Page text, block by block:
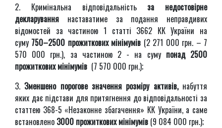
2. Кримінальна відповідальність за недостовірне
декларування наставатиме за подання неправдивих
відомостей за частиною 1 статті 3662 КК України на
суму 750–2500 прожиткових мінімумів (2 271 000 грн. – 7
570 000 грн.), за частиною 2 - на суму понад 2500
прожиткових мінімумів (7 570 000 грн.);
3.Зменшено порогове значення розміру активів,набуття
яких дає підстави для притягнення до відповідальності за
статтею 368-5 «Незаконне збагачення» КК України, а саме
встановлено 3000 прожиткових мінімумів (9 084 000 грн.);